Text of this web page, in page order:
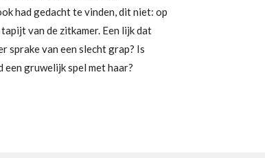
had gedacht te vinden, dit niet: op
van de zitkamer. Een lijk dat
sprake van een slecht grap? Is
een gruwelijk spel met haar?